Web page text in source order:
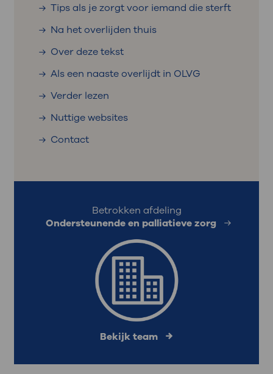
Tips als je zorgt voor iemand die sterft
Na het overlijden thuis
Over deze tekst
Als een naaste overlijdt in OLVG
Verder lezen
Nuttige websites
Contact
Betrokken afdeling
Ondersteunende en palliatieve zorg
Bekijk team